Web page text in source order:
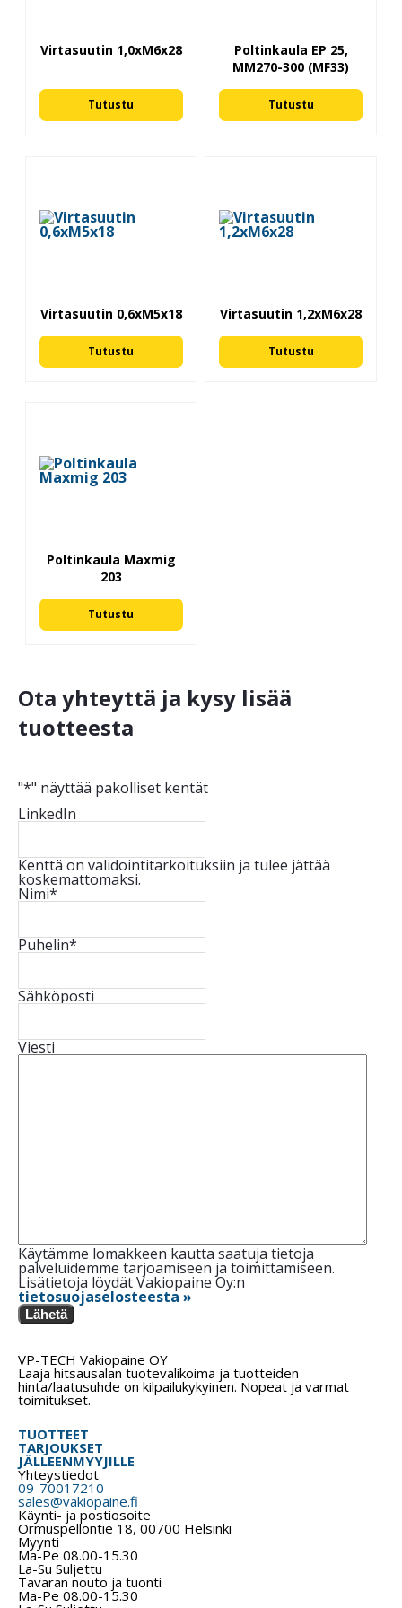
Virtasuutin 1,0xM6x28
Tutustu
Poltinkaula EP 25,
MM270-300 (MF33)
Tutustu
Virtasuutin 0,6xM5x18
Tutustu
Virtasuutin 1,2xM6x28
Tutustu
Poltinkaula Maxmig
203
Tutustu
Ota yhteyttä ja kysy lisää
tuotteesta
"*" näyttää pakolliset kentät
LinkedIn
Kenttä on validointitarkoituksiin ja tulee jättää
koskemattomaksi.
Nimi*
Puhelin*
Sähköposti
Viesti
Käytämme lomakkeen kautta saatuja tietoja
palveluidemme tarjoamiseen ja toimittamiseen.
Lisätietoja löydät Vakiopaine Oy:n
tietosuojaselosteesta »
Lähetä
VP-TECH Vakiopaine OY
Laaja hitsausalan tuotevalikoima ja tuotteiden
hinta/laatusuhde on kilpailukykyinen. Nopeat ja varmat
toimitukset.
TUOTTEET
TARJOUKSET
JÄLLEENMYYJILLE
Yhteystiedot
09-70017210
sales@vakiopaine.fi
Käynti- ja postiosoite
Ormuspellontie 18, 00700 Helsinki
Myynti
Ma-Pe 08.00-15.30
La-Su Suljettu
Tavaran nouto ja tuonti
Ma-Pe 08.00-15.30